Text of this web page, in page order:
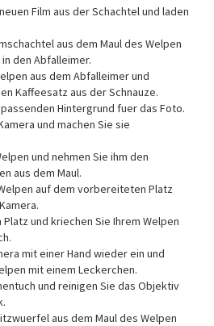
Film aus der Schachtel und laden
aus dem Maul des Welpen
den Abfalleimer.
aus dem Abfalleimer und
Kaffeesatz aus der Schnauze.
Hintergrund fuer das Foto.
und machen Sie sie
und nehmen Sie ihm den
aus dem Maul.
auf dem vorbereiteten Platz
und kriechen Sie Ihrem Welpen
mit einer Hand wieder ein und
mit einem Leckerchen.
und reinigen Sie das Objektiv
aus dem Maul des Welpen